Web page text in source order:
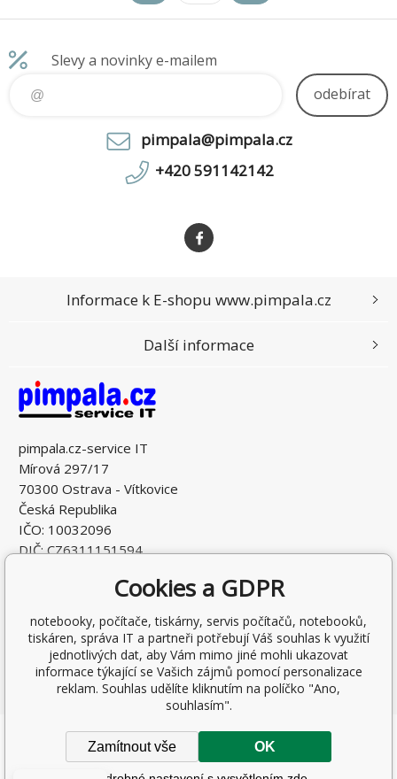
piny 4,5(-) a 7,8(+). Maximální
ve venkovním prostředí
Slevy a novinky e-mailem
odebírat
pimpala@pimpala.cz
+420 591142142
pimpala.cz-service IT
Mírová 297/17
70300 Ostrava - Vítkovice
Česká Republika
IČO: 10032096
DIČ: CZ6311151594
Informace k E-shopu www.pimpala.cz
Další informace
Copyright © 2026 Ing. Antonín Pohludka
Všechna práva vyhrazena.
Cookies a GDPR
notebooky, počítače, tiskárny, servis počítačů, notebooků,
tiskáren, správa IT a partneři potřebují Váš souhlas k využití
jednotlivých dat, aby Vám mimo jiné mohli ukazovat
informace týkající se Vašich zájmů pomocí personalizace
reklam. Souhlas udělíte kliknutím na políčko "Ano,
souhlasím".
Zamítnout vše OK